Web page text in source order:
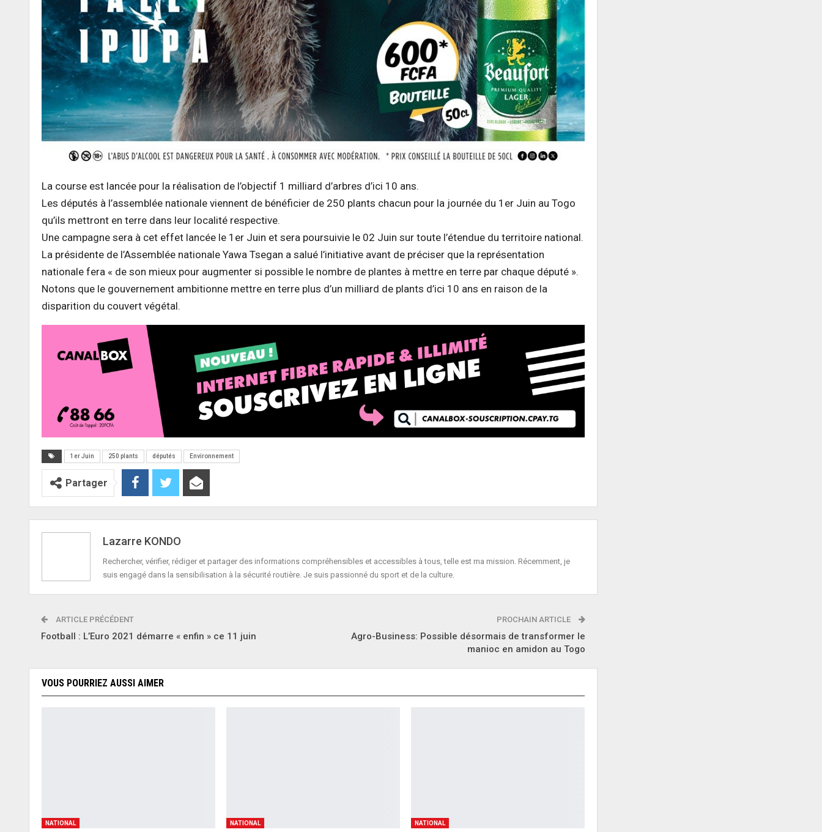
La course est lancée pour la réalisation de l’objectif 1 milliard d’arbres d’ici 10 ans.
Les députés à l’assemblée nationale viennent de bénéficier de 250 plants chacun pour la journée du 1er Juin au Togo
qu’ils mettront en terre dans leur localité respective.
Une campagne sera à cet effet lancée le 1er Juin et sera poursuivie le 02 Juin sur toute l’étendue du territoire national.
La présidente de l’Assemblée nationale Yawa Tsegan a salué l’initiative avant de préciser que la représentation
nationale fera « de son mieux pour augmenter si possible le nombre de plantes à mettre en terre par chaque député ».
Notons que le gouvernement ambitionne mettre en terre plus d’un milliard de plants d’ici 10 ans en raison de la
disparition du couvert végétal.
1er Juin 250 plants députés Environnement
Partager
Lazarre KONDO
Rechercher, vérifier, rédiger et partager des informations compréhensibles et accessibles à tous, telle est ma mission. Récemment, je
suis engagé dans la sensibilisation à la sécurité routière. Je suis passionné du sport et de la culture.
ARTICLE PRÉCÉDENT
Football : L’Euro 2021 démarre « enfin » ce 11 juin
PROCHAIN ARTICLE
Agro-Business: Possible désormais de transformer le
manioc en amidon au Togo
VOUS POURRIEZ AUSSI AIMER
NATIONAL NATIONAL NATIONAL